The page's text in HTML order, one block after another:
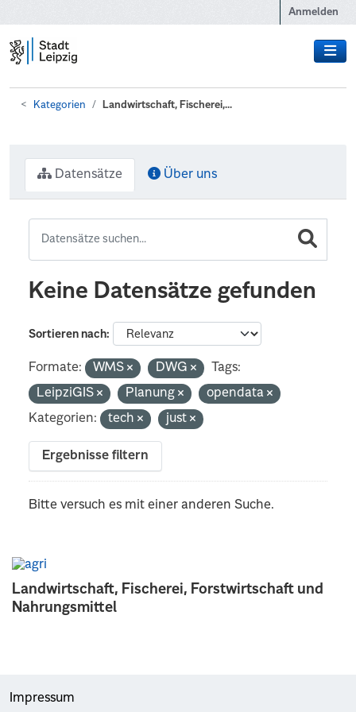
Anmelden
Kategorien Landwirtschaft, Fischerei,...
Landwirtschaft, Fischerei, Forstwirtschaft und
Nahrungsmittel
Datensätze Über uns
Keine Datensätze gefunden
Sortieren nach
Formate: WMS DWG
Tags:
LeipziGIS
Planung
opendata
Kategorien:
tech just
Ergebnisse filtern
Bitte versuch es mit einer anderen Suche.
Impressum